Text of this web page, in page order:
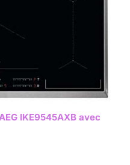
IKE9545AXB avec